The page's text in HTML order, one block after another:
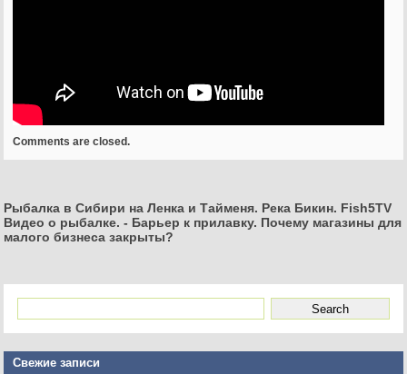
Comments are closed.
Рыбалка в Сибири на Ленка и Тайменя. Река Бикин. Fish5TV
Видео о рыбалке. - Барьер к прилавку. Почему магазины для
малого бизнеса закрыты?
Свежие записи